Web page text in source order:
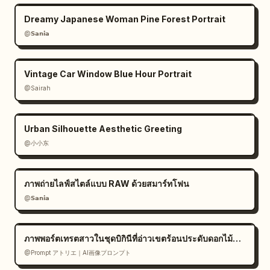
Dreamy Japanese Woman Pine Forest Portrait
@𝗦𝗮𝗻𝗶𝗮
Vintage Car Window Blue Hour Portrait
@Sairah
Urban Silhouette Aesthetic Greeting
@小小东
ภาพถ่ายไลฟ์สไตล์แบบ RAW ด้วยสมาร์ทโฟน
@𝗦𝗮𝗻𝗶𝗮
ภาพพอร์ตเทรตสาวในชุดบิกินีที่อ่าวเขตร้อนประดับดอกไม้สีขาว
@Prompt アトリエ｜AI画像プロンプト